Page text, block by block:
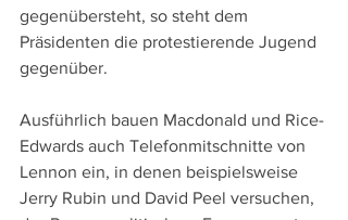
gegenübersteht, so steht dem
Präsidenten die protestierende Jugend
gegenüber.
Ausführlich bauen Macdonald und Rice-
Edwards auch Telefonmitschnitte von
Lennon ein, in denen beispielsweise
Jerry Rubin und David Peel versuchen,